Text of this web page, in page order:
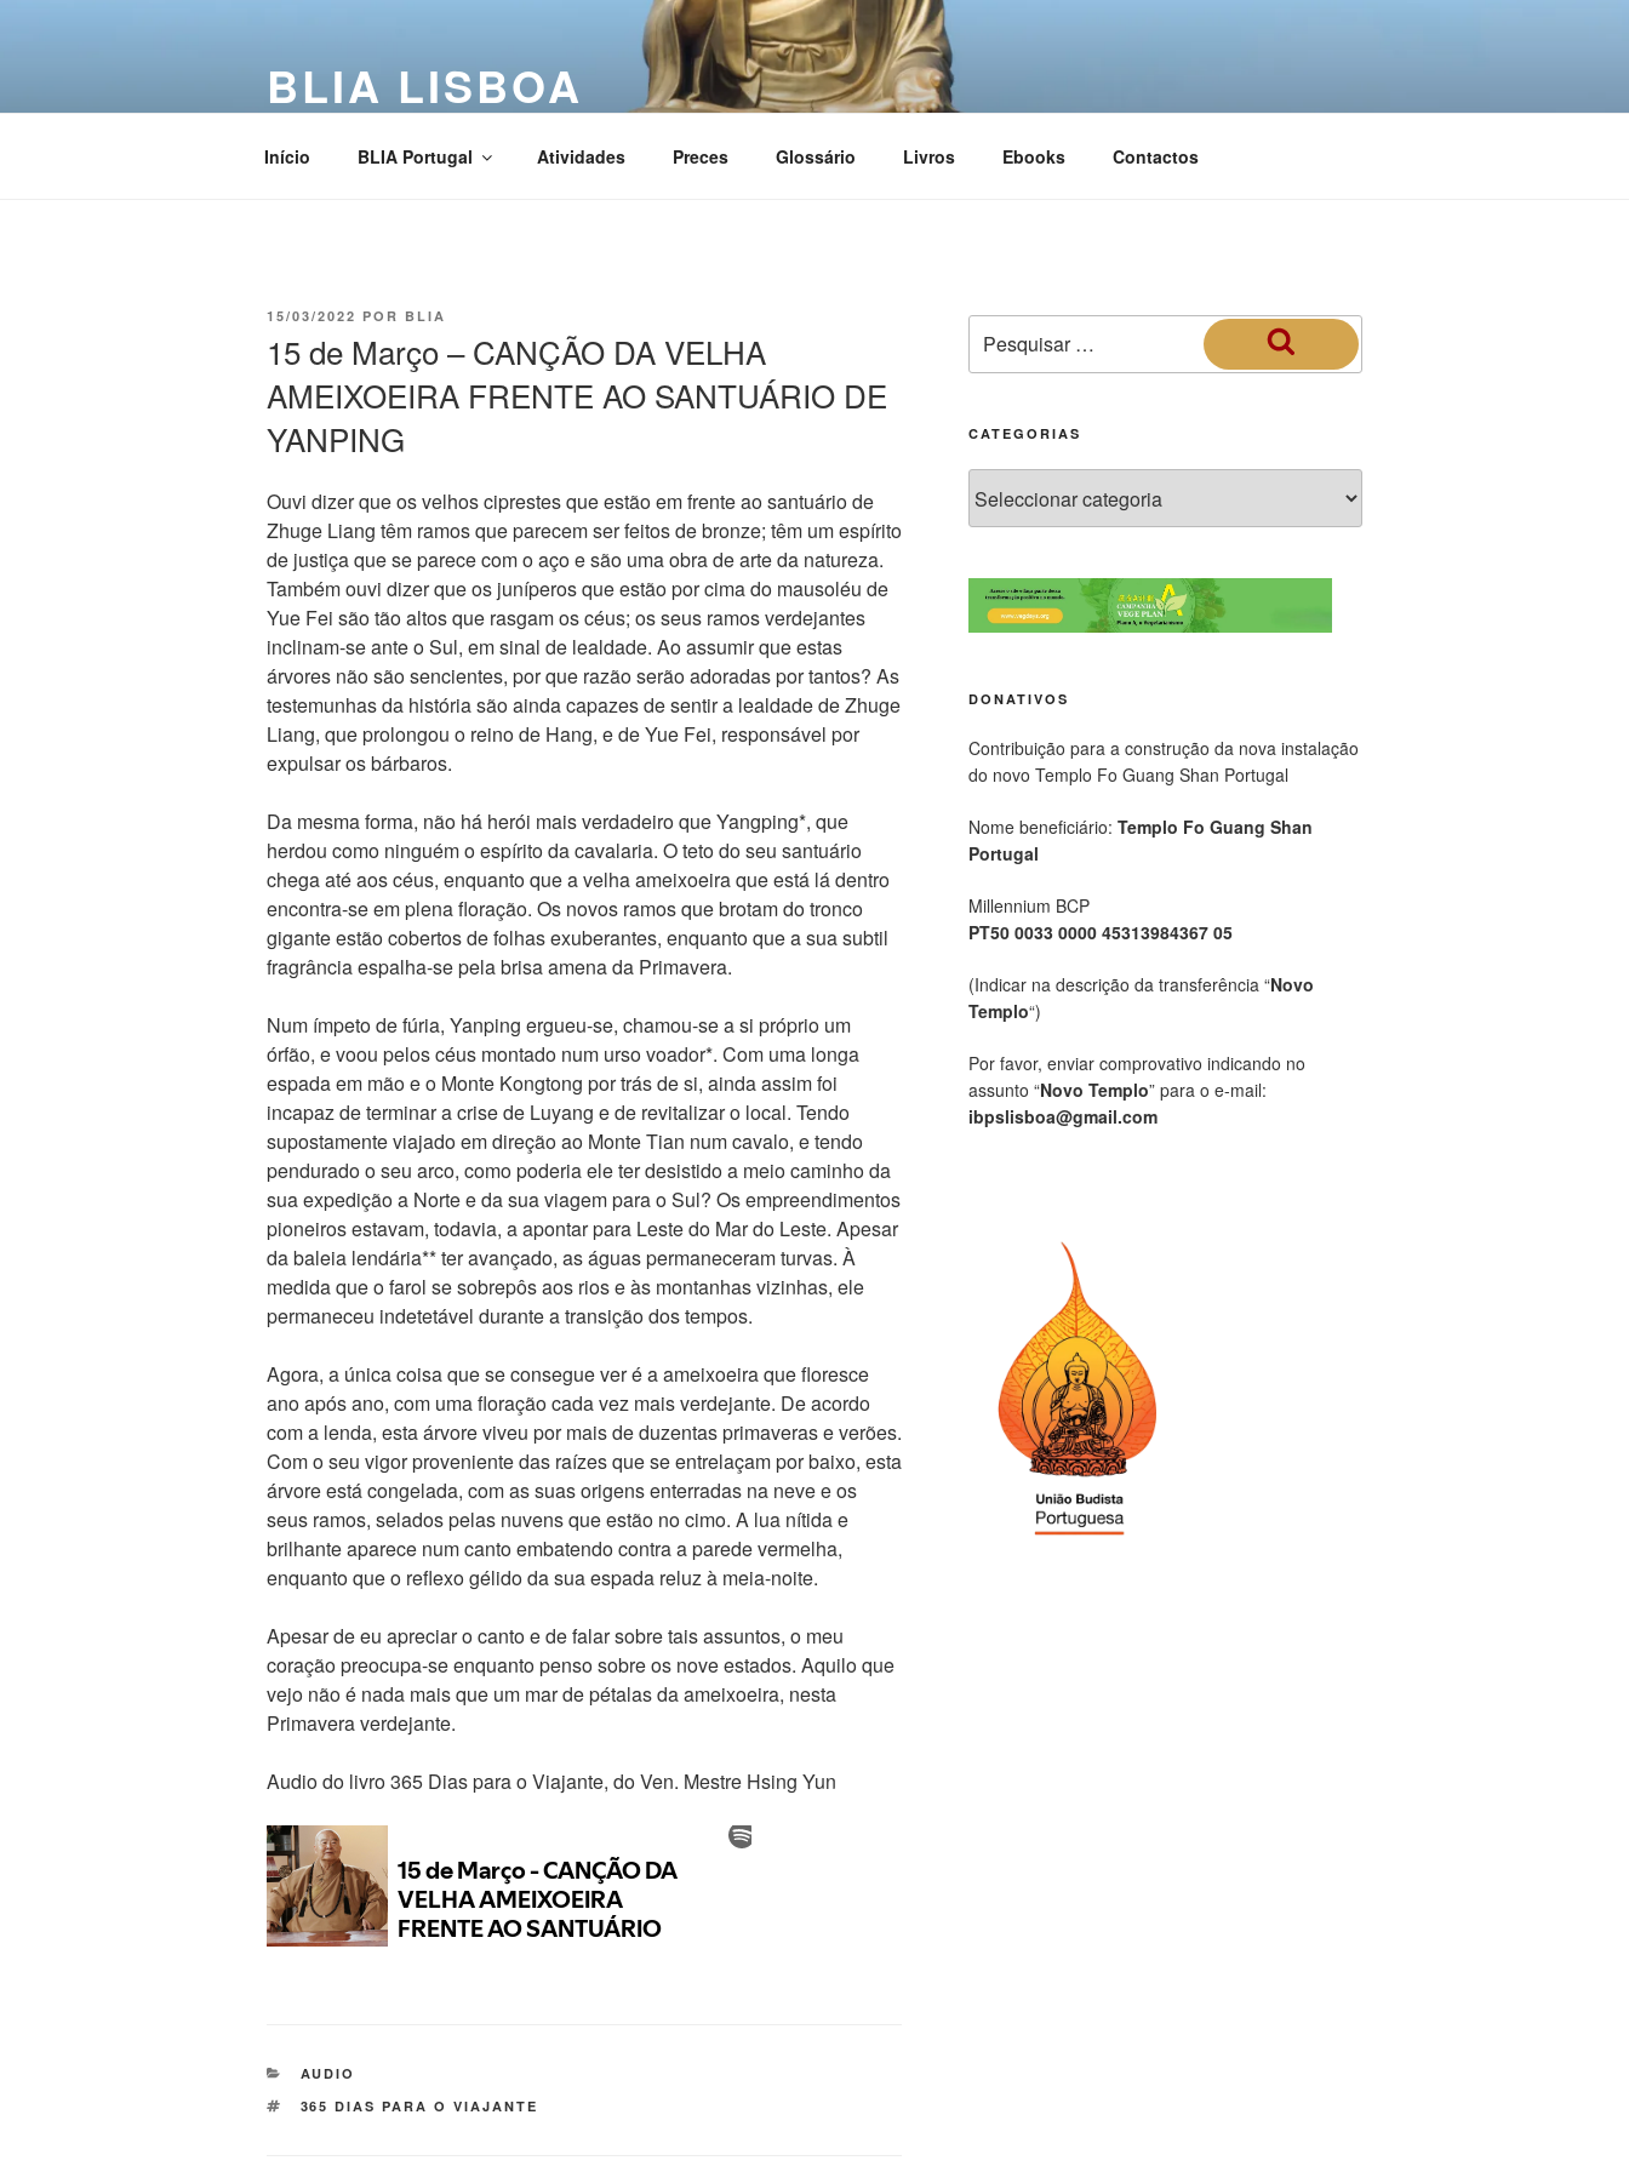
BLIA LISBOA
Início BLIA Portugal Atividades Preces Glossário Livros Ebooks Contactos
15/03/2022 POR BLIA
15 de Março – CANÇÃO DA VELHA
AMEIXOEIRA FRENTE AO SANTUÁRIO DE
YANPING
Ouvi dizer que os velhos ciprestes que estão em frente ao santuário de
Zhuge Liang têm ramos que parecem ser feitos de bronze; têm um espírito
de justiça que se parece com o aço e são uma obra de arte da natureza.
Também ouvi dizer que os juníperos que estão por cima do mausoléu de
Yue Fei são tão altos que rasgam os céus; os seus ramos verdejantes
inclinam-se ante o Sul, em sinal de lealdade. Ao assumir que estas
árvores não são sencientes, por que razão serão adoradas por tantos? As
testemunhas da história são ainda capazes de sentir a lealdade de Zhuge
Liang, que prolongou o reino de Hang, e de Yue Fei, responsável por
expulsar os bárbaros.
Da mesma forma, não há herói mais verdadeiro que Yangping*, que
herdou como ninguém o espírito da cavalaria. O teto do seu santuário
chega até aos céus, enquanto que a velha ameixoeira que está lá dentro
encontra-se em plena floração. Os novos ramos que brotam do tronco
gigante estão cobertos de folhas exuberantes, enquanto que a sua subtil
fragrância espalha-se pela brisa amena da Primavera.
Num ímpeto de fúria, Yanping ergueu-se, chamou-se a si próprio um
órfão, e voou pelos céus montado num urso voador*. Com uma longa
espada em mão e o Monte Kongtong por trás de si, ainda assim foi
incapaz de terminar a crise de Luyang e de revitalizar o local. Tendo
supostamente viajado em direção ao Monte Tian num cavalo, e tendo
pendurado o seu arco, como poderia ele ter desistido a meio caminho da
sua expedição a Norte e da sua viagem para o Sul? Os empreendimentos
pioneiros estavam, todavia, a apontar para Leste do Mar do Leste. Apesar
da baleia lendária** ter avançado, as águas permaneceram turvas. À
medida que o farol se sobrepôs aos rios e às montanhas vizinhas, ele
permaneceu indetetável durante a transição dos tempos.
Agora, a única coisa que se consegue ver é a ameixoeira que floresce
ano após ano, com uma floração cada vez mais verdejante. De acordo
com a lenda, esta árvore viveu por mais de duzentas primaveras e verões.
Com o seu vigor proveniente das raízes que se entrelaçam por baixo, esta
árvore está congelada, com as suas origens enterradas na neve e os
seus ramos, selados pelas nuvens que estão no cimo. A lua nítida e
brilhante aparece num canto embatendo contra a parede vermelha,
enquanto que o reflexo gélido da sua espada reluz à meia-noite.
Apesar de eu apreciar o canto e de falar sobre tais assuntos, o meu
coração preocupa-se enquanto penso sobre os nove estados. Aquilo que
vejo não é nada mais que um mar de pétalas da ameixoeira, nesta
Primavera verdejante.
Audio do livro 365 Dias para o Viajante, do Ven. Mestre Hsing Yun
AUDIO
365 DIAS PARA O VIAJANTE
CATEGORIAS
DONATIVOS
Contribuição para a construção da nova instalação
do novo Templo Fo Guang Shan Portugal
Nome beneficiário: Templo Fo Guang Shan
Portugal
Millennium BCP
PT50 0033 0000 45313984367 05
(Indicar na descrição da transferência “Novo
Templo“)
Por favor, enviar comprovativo indicando no
assunto “Novo Templo” para o e-mail:
ibpslisboa@gmail.com